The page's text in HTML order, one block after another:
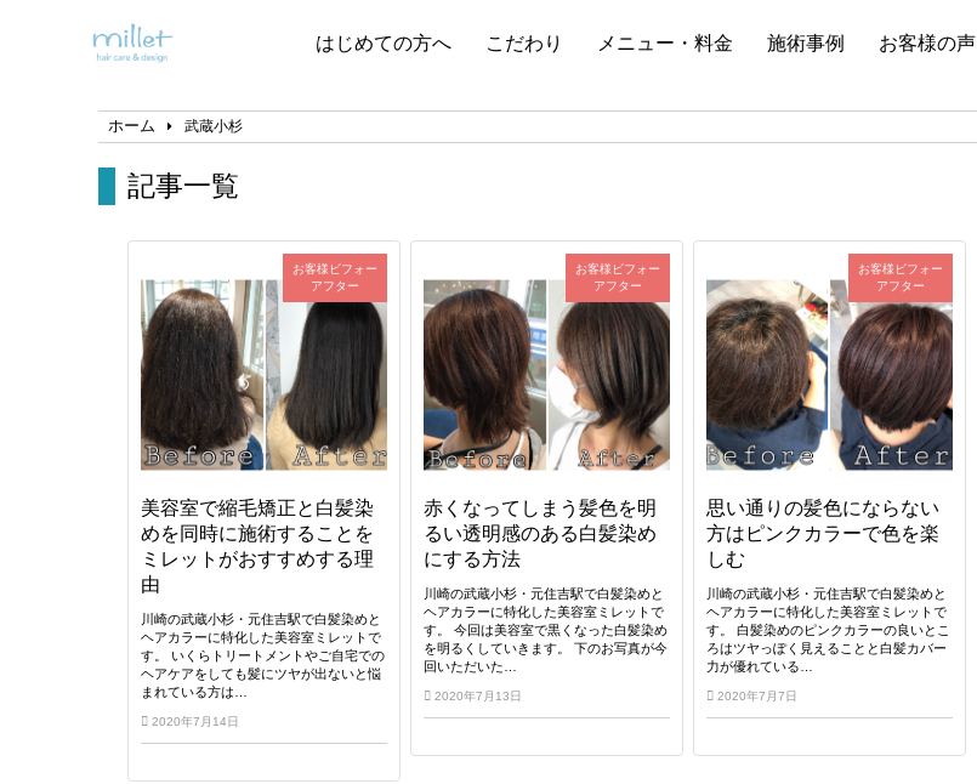
はじめての方へ こだわり メニュー・料金 施術事例 お客様の声
ホーム 武蔵小杉
記事一覧
お客様ビフォー
アフター
美容室で縮毛矯正と白髪染
めを同時に施術することを
ミレットがおすすめする理
由
川崎の武蔵小杉・元住吉駅で白髪染めと
ヘアカラーに特化した美容室ミレットで
す。 いくらトリートメントやご自宅での
ヘアケアをしても髪にツヤが出ないと悩
まれている方は…
2020年7月14日
お客様ビフォー
アフター
赤くなってしまう髪色を明
るい透明感のある白髪染め
にする方法
川崎の武蔵小杉・元住吉駅で白髪染めと
ヘアカラーに特化した美容室ミレットで
す。 今回は美容室で黒くなった白髪染め
を明るくしていきます。 下のお写真が今
回いただいた…
2020年7月13日
お客様ビフォー
アフター
思い通りの髪色にならない
方はピンクカラーで色を楽
しむ
川崎の武蔵小杉・元住吉駅で白髪染めと
ヘアカラーに特化した美容室ミレットで
す。 白髪染めのピンクカラーの良いとこ
ろはツヤっぽく見えることと白髪カバー
力が優れている…
2020年7月7日